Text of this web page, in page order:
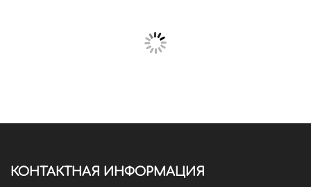
КОНТАКТНАЯ ИНФОРМАЦИЯ